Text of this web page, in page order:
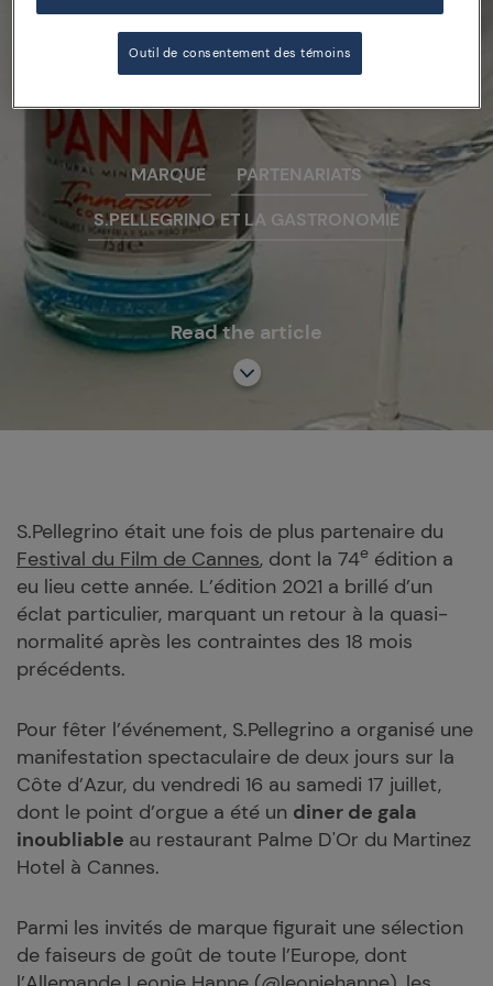
MARQUE
PARTENARIATS
S.PELLEGRINO ET LA GASTRONOMIE
Festival du Film de
Cannes
Read the article
S.Pellegrino était une fois de plus partenaire du
Festival du Film de Cannes, dont la 74e édition a
eu lieu cette année. L’édition 2021 a brillé d’un
éclat particulier, marquant un retour à la quasi-
normalité après les contraintes des 18 mois
précédents.
Pour fêter l’événement, S.Pellegrino a organisé une
manifestation spectaculaire de deux jours sur la
Côte d’Azur, du vendredi 16 au samedi 17 juillet,
dont le point d’orgue a été un diner de gala
inoubliable au restaurant Palme D'Or du Martinez
Hotel à Cannes.
Parmi les invités de marque figurait une sélection
de faiseurs de goût de toute l’Europe, dont
Outil de consentement des témoins